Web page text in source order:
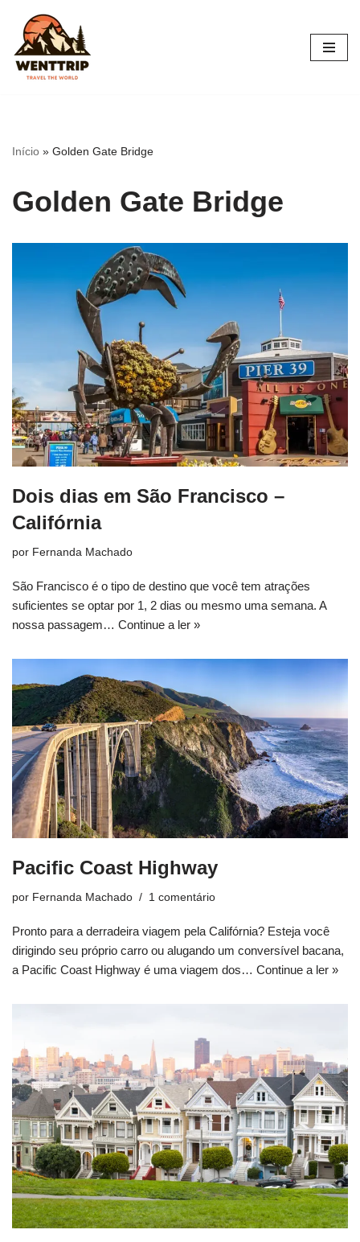
Pular
para
Início » Golden Gate Bridge
Golden Gate Bridge
Dois dias em São Francisco –
Califórnia
por Fernanda Machado
São Francisco é o tipo de destino que você tem atrações
suficientes se optar por 1, 2 dias ou mesmo uma semana. A
nossa passagem… Continue a ler »
Pacific Coast Highway
por Fernanda Machado 1 comentário
Pronto para a derradeira viagem pela Califórnia? Esteja você
dirigindo seu próprio carro ou alugando um conversível bacana,
a Pacific Coast Highway é uma viagem dos… Continue a ler »